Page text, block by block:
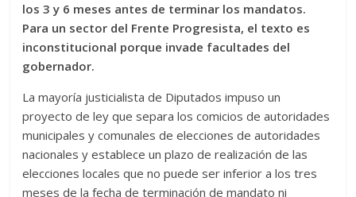
los 3 y 6 meses antes de terminar los mandatos.
Para un sector del Frente Progresista, el texto es
inconstitucional porque invade facultades del
gobernador.
La mayoría justicialista de Diputados impuso un
proyecto de ley que separa los comicios de autoridades
municipales y comunales de elecciones de autoridades
nacionales y establece un plazo de realización de las
elecciones locales que no puede ser inferior a los tres
meses de la fecha de terminación de mandato ni